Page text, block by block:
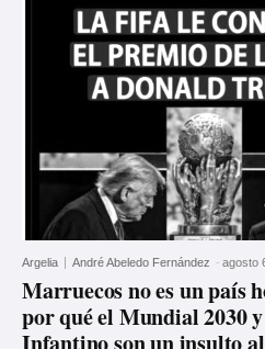
Argelia André Abeledo Fernández - agosto
Marruecos no es un país
por qué el Mundial 2030